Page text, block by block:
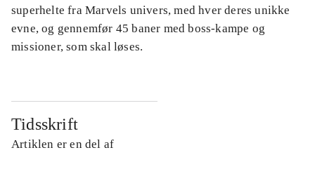
superhelte fra Marvels univers, med hver deres unikke
evne, og gennemfør 45 baner med boss-kampe og
missioner, som skal løses.
Tidsskrift
Artiklen er en del af